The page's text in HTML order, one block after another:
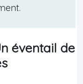
éventail de